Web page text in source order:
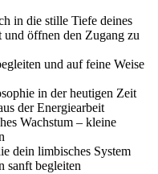
in die stille Tiefe deines
und öffnen den Zugang zu
und auf feine Weise
in der heutigen Zeit
der Energiearbeit
Wachstum – kleine
dein limbisches System
sanft begleiten